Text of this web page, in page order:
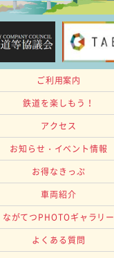
ご利用案内
鉄道を楽しもう！
アクセス
お知らせ・イベント情報
お得なきっぷ
車両紹介
ながてつPHOTOギャラリー
よくある質問